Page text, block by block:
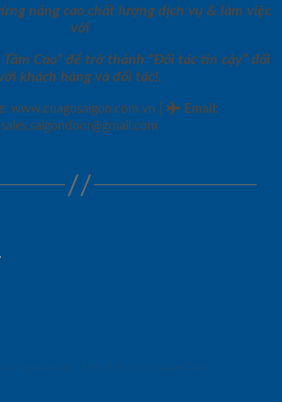
nâng cao chất lượng dịch vụ & làm việc
với
Tầm Cao” để trở thành “Đối tác tin cậy” đối
khách hàng và đối tác!.
www.cuagosaigon.com.vn Email :
sales.saigondoor@gmail.com